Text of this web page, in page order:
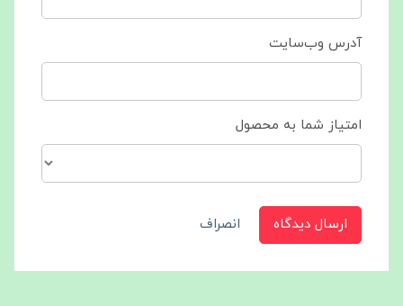
آدرس وب‌سایت
امتیاز شما به محصول
ارسال دیدگاه انصراف